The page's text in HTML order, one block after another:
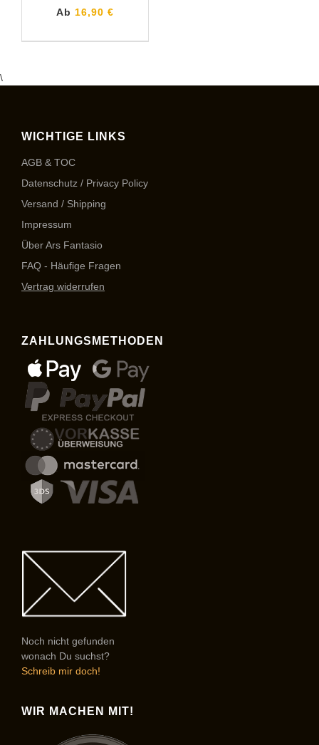
Ab 16,90 €
\
WICHTIGE LINKS
AGB & TOC
Datenschutz / Privacy Policy
Versand / Shipping
Impressum
Über Ars Fantasio
FAQ - Häufige Fragen
Vertrag widerrufen
ZAHLUNGSMETHODEN
Noch nicht gefunden
wonach Du suchst?
Schreib mir doch!
WIR MACHEN MIT!